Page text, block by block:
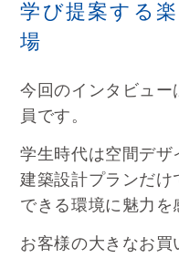
学び提案する
場
今回のインタビュー
員です。
学生時代は空間デザ
建築設計プランだけ
できる環境に魅力を
お客様の大きなお